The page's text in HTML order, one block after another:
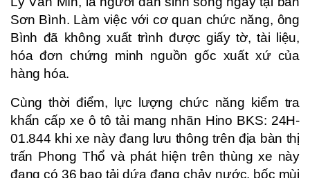
Sơn Bình. Làm việc với cơ quan chức năng, ông
Bình đã không xuất trình được giấy tờ, tài liệu,
hóa đơn chứng minh nguồn gốc xuất xứ của
hàng hóa.
Cùng thời điểm, lực lượng chức năng kiểm tra
khẩn cấp xe ô tô tải mang nhãn Hino BKS: 24H-
01.844 khi xe này đang lưu thông trên địa bàn thị
trấn Phong Thổ và phát hiện trên thùng xe này
đang có 36 bao tải dứa đang chảy nước, bốc mùi